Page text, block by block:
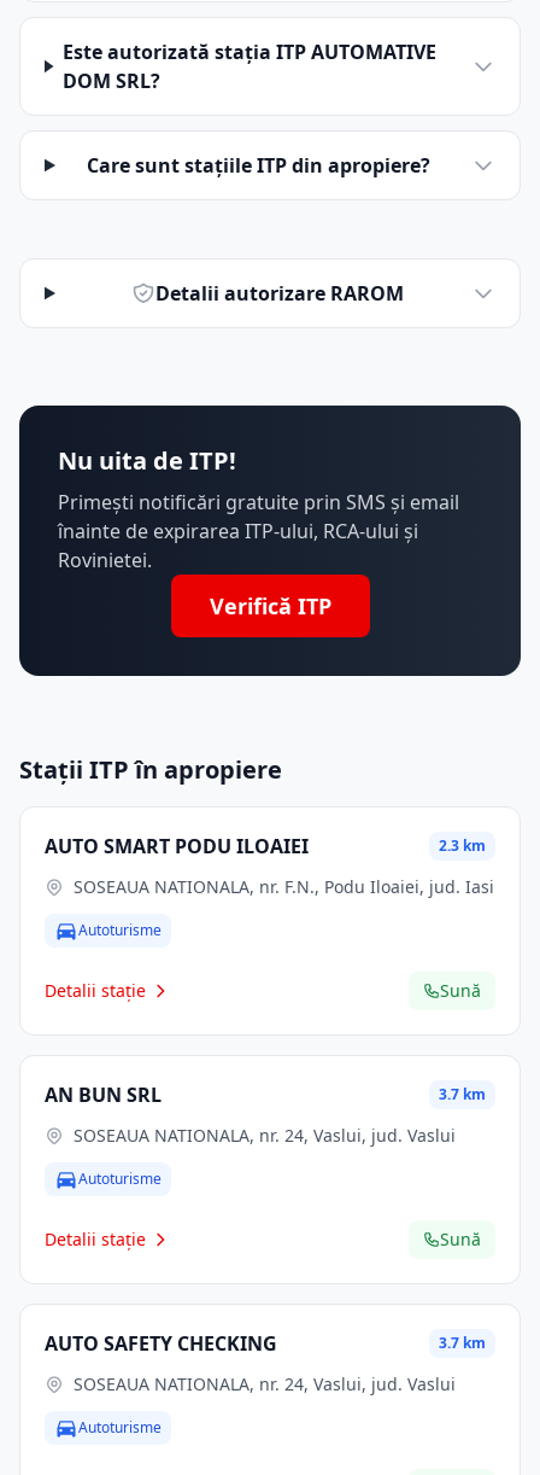
Este autorizată stația ITP AUTOMATIVE
DOM SRL?
Care sunt stațiile ITP din apropiere?
Detalii autorizare RAROM
Nu uita de ITP!
Primești notificări gratuite prin SMS și email
înainte de expirarea ITP-ului, RCA-ului și
Rovinietei.
Verifică ITP
Stații ITP în apropiere
AUTO SMART PODU ILOAIEI 2.3 km
SOSEAUA NATIONALA, nr. F.N., Podu Iloaiei, jud. Iasi
Autoturisme
Detalii stație Sună
AN BUN SRL 3.7 km
SOSEAUA NATIONALA, nr. 24, Vaslui, jud. Vaslui
Autoturisme
Detalii stație Sună
AUTO SAFETY CHECKING 3.7 km
SOSEAUA NATIONALA, nr. 24, Vaslui, jud. Vaslui
Autoturisme